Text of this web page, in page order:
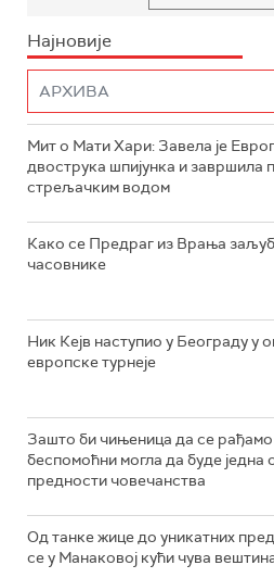
Најновије
Мит о Мати Хари: Завела је
двострука шпијунка и завршила
стрељачким водом
Како се Предраг из Врања
часовнике
Ник Кејв наступио у Београду у
европске турнеје
Зашто би чињеница да се рађамо
беспомоћни могла да буде једна
предности човечанства
Од танке жице до уникатних
се у Манаковој кући чува